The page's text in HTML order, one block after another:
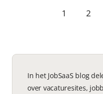
1 2
In het JobSaaS blog
over vacaturesites,